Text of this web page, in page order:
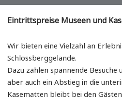
Eintrittspreise Museenund
Wir bieten eine Vielzahl an
Schlossberggelände.
Dazu zählen spannende
aber auch ein Abstieg in die
Kasematten bleibt bei den